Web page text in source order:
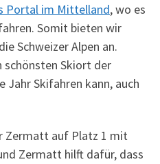
Portal im Mittelland, wo es
Somit bieten wir
Schweizer Alpen an.
schönsten Skiort der
Jahr Skifahren kann, auch
Zermatt auf Platz 1 mit
Zermatt hilft dafür, dass